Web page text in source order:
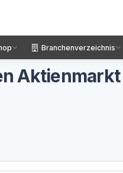
Branchenverzeichnis
Aktienmarkt